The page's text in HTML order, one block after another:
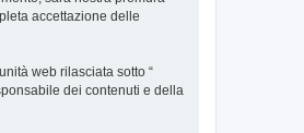
accettazione delle
web rilasciata sotto “
dei contenuti e della